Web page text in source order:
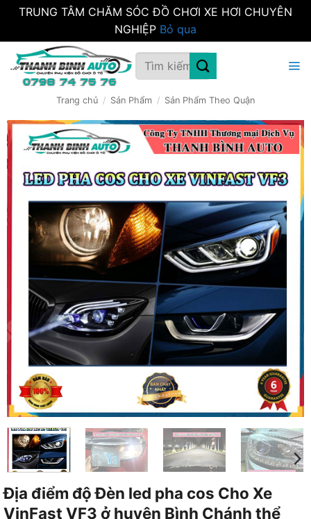
TRUNG TÂM CHĂM SÓC ĐỒ CHƠI XE HƠI CHUYÊN
NGHIỆP Bỏ qua
qua
Tìm
kiếm:
Trang chủ / Sản Phẩm / Sản Phẩm Theo Quận
Địa điểm độ Đèn led pha cos Cho Xe
VinFast VF3 ở huyện Bình Chánh thể